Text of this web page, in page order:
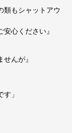
類もシャットアウ
心ください』
んが』
」